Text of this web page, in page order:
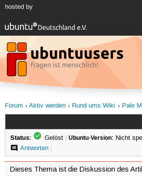
hosted by
Forum
Aktiv werden Rund ums Wiki Pale
Status: Gelöst | Ubuntu-Version: Nicht
Antworten|
Dieses Thema ist die Diskussion des